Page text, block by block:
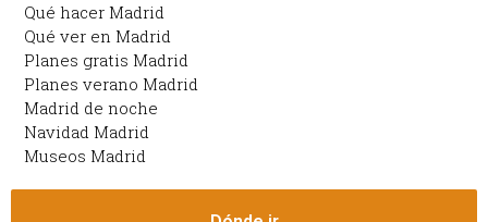
Qué hacer Madrid
Qué ver en Madrid
Planes gratis Madrid
Planes verano Madrid
Madrid de noche
Navidad Madrid
Museos Madrid